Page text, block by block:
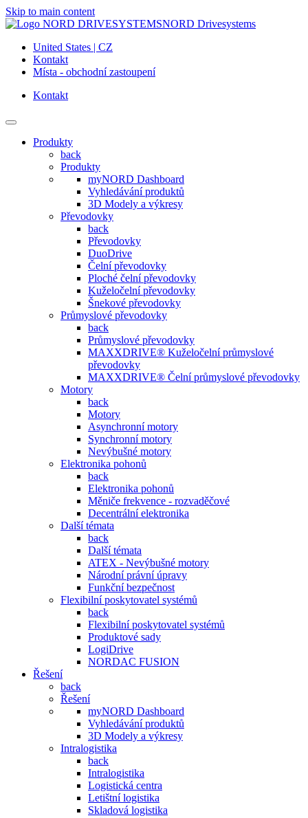
Skip to main content
NORD Drivesystems
United States | CZ
Kontakt
Místa - obchodní zastoupení
Kontakt
Produkty
back
Produkty
myNORD Dashboard
Vyhledávání produktů
3D Modely a výkresy
Převodovky
back
Převodovky
DuoDrive
Čelní převodovky
Ploché čelní převodovky
Kuželočelní převodovky
Šnekové převodovky
Průmyslové převodovky
back
Průmyslové převodovky
MAXXDRIVE® Kuželočelní průmyslové
převodovky
MAXXDRIVE® Čelní průmyslové převodovky
Motory
back
Motory
Asynchronní motory
Synchronní motory
Nevýbušné motory
Elektronika pohonů
back
Elektronika pohonů
Měniče frekvence - rozvaděčové
Decentrální elektronika
Další témata
back
Další témata
ATEX - Nevýbušné motory
Národní právní úpravy
Funkční bezpečnost
Flexibilní poskytovatel systémů
back
Flexibilní poskytovatel systémů
Produktové sady
LogiDrive
NORDAC FUSION
Řešení
back
Řešení
myNORD Dashboard
Vyhledávání produktů
3D Modely a výkresy
Intralogistika
back
Intralogistika
Logistická centra
Letištní logistika
Skladová logistika